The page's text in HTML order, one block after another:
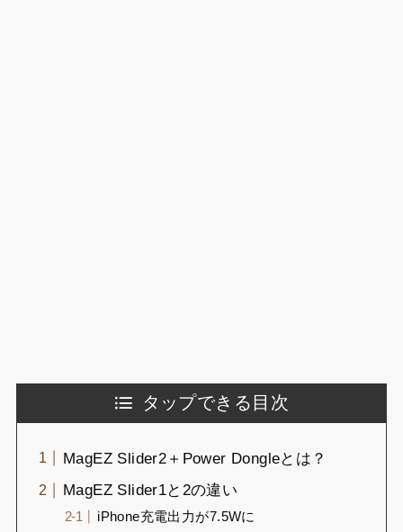
タップできる目次
MagEZ Slider2＋Power Dongleとは？
MagEZ Slider1と2の違い
iPhone充電出力が7.5Wに